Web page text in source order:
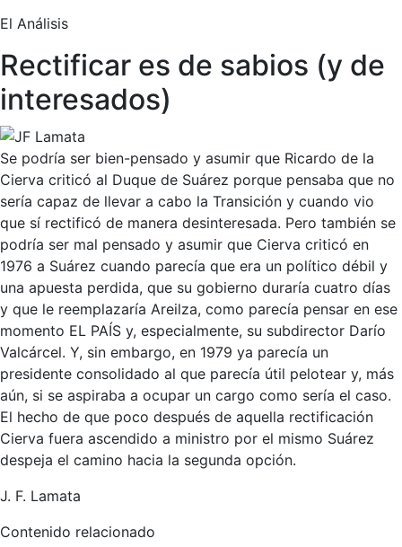
El Análisis
Rectificar es de sabios (y de
interesados)
Se podría ser bien-pensado y asumir que Ricardo de la
Cierva criticó al Duque de Suárez porque pensaba que no
sería capaz de llevar a cabo la Transición y cuando vio
que sí rectificó de manera desinteresada. Pero también se
podría ser mal pensado y asumir que Cierva criticó en
1976 a Suárez cuando parecía que era un político débil y
una apuesta perdida, que su gobierno duraría cuatro días
y que le reemplazaría Areilza, como parecía pensar en ese
momento EL PAÍS y, especialmente, su subdirector Darío
Valcárcel. Y, sin embargo, en 1979 ya parecía un
presidente consolidado al que parecía útil pelotear y, más
aún, si se aspiraba a ocupar un cargo como sería el caso.
El hecho de que poco después de aquella rectificación
Cierva fuera ascendido a ministro por el mismo Suárez
despeja el camino hacia la segunda opción.
J. F. Lamata
Contenido relacionado